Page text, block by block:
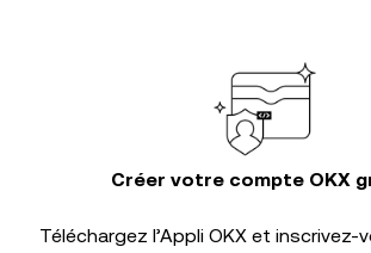
Créer votre compte OKX
Téléchargez l’Appli OKX et inscrivez-